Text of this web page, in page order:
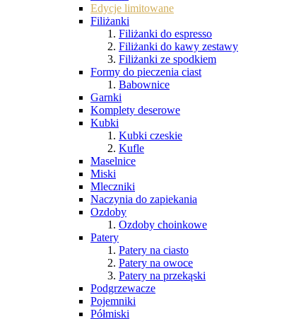
Edycje limitowane
Filiżanki
Filiżanki do espresso
Filiżanki do kawy zestawy
Filiżanki ze spodkiem
Formy do pieczenia ciast
Babownice
Garnki
Komplety deserowe
Kubki
Kubki czeskie
Kufle
Maselnice
Miski
Mleczniki
Naczynia do zapiekania
Ozdoby
Ozdoby choinkowe
Patery
Patery na ciasto
Patery na owoce
Patery na przekąski
Podgrzewacze
Pojemniki
Półmiski